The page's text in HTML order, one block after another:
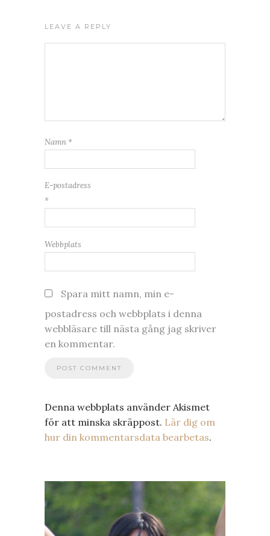
LEAVE A REPLY
Namn *
E-postadress
*
Webbplats
Spara mitt namn, min e-
postadress och webbplats i denna
webbläsare till nästa gång jag skriver
en kommentar.
Denna webbplats använder Akismet
för att minska skräppost. Lär dig om
hur din kommentarsdata bearbetas.